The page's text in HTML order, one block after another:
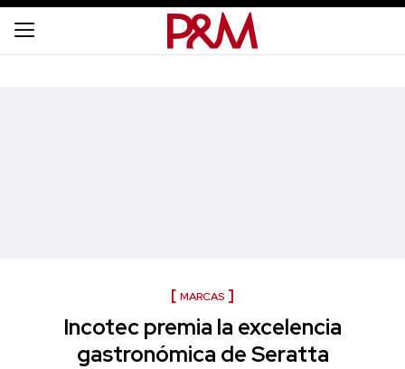
MARCAS
Incotec premia la excelencia
gastronómica de Seratta